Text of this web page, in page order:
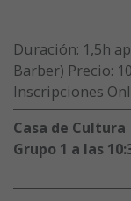
Duración: 1,5h
Barber) Precio:
Inscripciones
Casa de Cultura
Grupo 1 a las